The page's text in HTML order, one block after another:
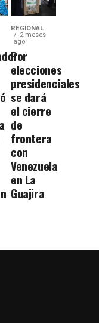
REGIONAL
2 meses
ago
Por
elecciones
presidenciales
se dará
el cierre
de
frontera
con
Venezuela
en La
Guajira